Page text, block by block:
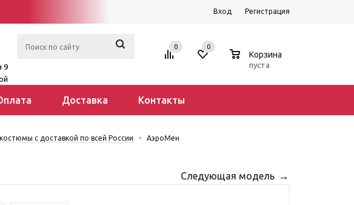
Вход Регистрация
0 0
Корзина
пуста
9
Доставка Контакты
с доставкой по всей России - АэроМен
Следующая модель